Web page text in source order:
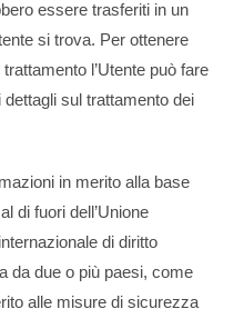
essere trasferiti in un
si trova. Per ottenere
l’Utente può fare
sul trattamento dei
in merito alla base
di fuori dell’Unione
di diritto
da due o più paesi, come
alle misure di sicurezza